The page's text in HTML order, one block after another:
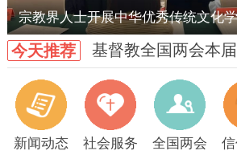
宗教界人士开展中华优秀传统文化
今天推荐 基督教全国两会本
新闻动态 社会服务 全国两会